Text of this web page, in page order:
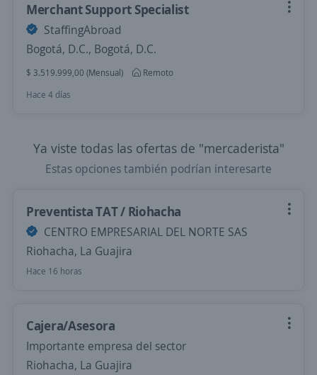
Merchant Support Specialist
StaffingAbroad
Bogotá, D.C., Bogotá, D.C.
$ 3.519.999,00 (Mensual)
Remoto
Hace 4 días
Ya viste todas las ofertas de "mercaderista"
Estas opciones también podrían interesarte
Preventista TAT / Riohacha
CENTRO EMPRESARIAL DEL NORTE SAS
Riohacha, La Guajira
Hace 16 horas
Cajera/Asesora
Importante empresa del sector
Riohacha, La Guajira